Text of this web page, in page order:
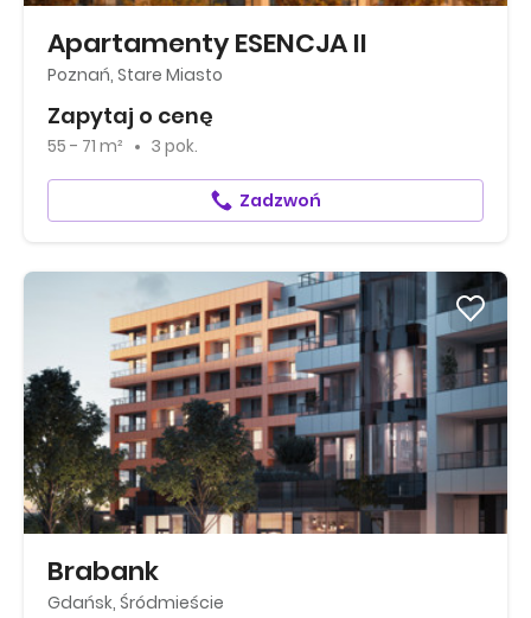
Apartamenty ESENCJA II
Poznań, Stare Miasto
Zapytaj o cenę
55 - 71 m² 3 pok.
Zadzwoń
Brabank
Gdańsk, Śródmieście